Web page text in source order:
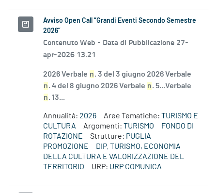
Avviso Open Call “Grandi Eventi Secondo Semestre
2026”
Contenuto Web - Data di Pubblicazione 27-
apr-2026 13.21
2026 Verbale n. 3 del 3 giugno 2026 Verbale
n. 4 del 8 giugno 2026 Verbale n. 5...Verbale
n. 13...
Annualità: 2026 Aree Tematiche: TURISMO E
CULTURA
Argomenti: TURISMO
FONDO DI
ROTAZIONE
Strutture: PUGLIA
PROMOZIONE
DIP. TURISMO, ECONOMIA
DELLA CULTURA E VALORIZZAZIONE DEL
TERRITORIO
URP: URP COMUNICA